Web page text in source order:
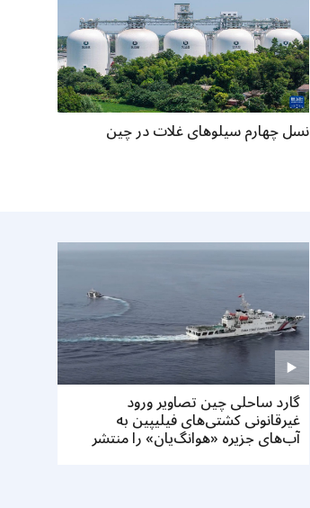
نسل چهارم سیلوهای غلات در چین
گارد ساحلی چین تصاویر ورود
غیرقانونی کشتی‌های فیلیپین به
آب‌های جزیره‌ «هوانگ‌یان» را منتشر